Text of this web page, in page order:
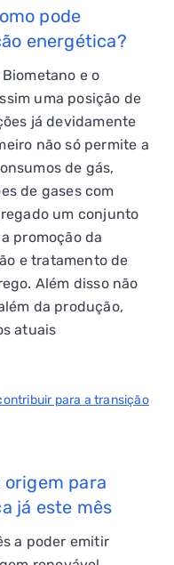
pode
energética?
e o
uma posição de
já devidamente
não só permite a
de gás,
de gases com
um conjunto
promoção da
e tratamento de
Além disso não
da produção,
atuais
para a transição
para
já este mês
a poder emitir